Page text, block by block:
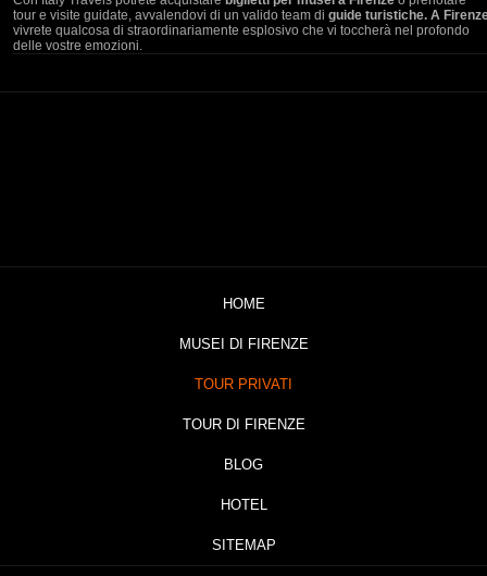
tour e visite guidate, avvalendovi di un valido team di guide turistiche. A
vivrete qualcosa di straordinariamente esplosivo che vi toccherà nel profondo
delle vostre emozioni.
HOME
MUSEI DI FIRENZE
TOUR PRIVATI
TOUR DI FIRENZE
BLOG
HOTEL
SITEMAP